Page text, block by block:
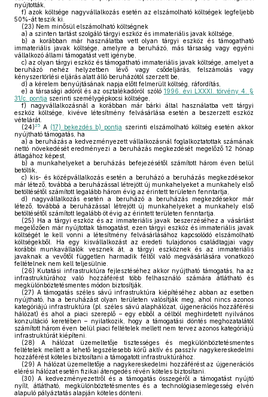
nyújtották,
f) azok költsége nagyvállalkozás esetén az elszámolható költségek legfeljebb
50%-át teszik ki.
(23) Nem minősül elszámolható költségnek
a) a szinten tartást szolgáló tárgyi eszköz és immateriális javak költsége,
b) a korábban már használatba vett olyan tárgyi eszköz és támogatható
immateriális javak költsége, amelyre a beruházó, más társaság vagy egyéni
vállalkozó állami támogatást vett igénybe,
c) az olyan tárgyi eszköz és támogatható immateriális javak költsége, amelyet a
beruházó nehéz helyzetben lévő vagy csődeljárás, felszámolás vagy
kényszertörlési eljárás alatt álló beruházótól szerzett be,
d) a kérelem benyújtásának napja előtt felmerült költség, ráfordítás,
e) a társasági adóról és az osztalékadóról szóló 1996. évi LXXXI. törvény 4. §
31/c. pontja szerinti személygépkocsi költsége,
f) nagyvállalkozásnál a korábban már bárki által használatba vett tárgyi
eszköz költsége, kivéve létesítmény felvásárlása esetén a beszerzett eszköz
vételárát.
(24)25 A (17) bekezdés b) pontja szerinti elszámolható költség esetén akkor
nyújtható támogatás, ha
a) a beruházás a kedvezményezett vállalkozásnál foglalkoztatottak számának
nettó növekedését eredményezi a beruházás megkezdését megelőző 12 hónap
átlagához képest,
b) a munkahelyeket a beruházás befejezésétől számított három éven belül
betöltik,
c) kis- és középvállalkozás esetén a beruházó a beruházás megkezdésekor
már létező, továbbá a beruházással létrejött új munkahelyeket a munkahely első
betöltésétől számított legalább három évig az érintett területen fenntartja,
d) nagyvállalkozás esetén a beruházó a beruházás megkezdésekor már
létező, továbbá a beruházással létrejött új munkahelyeket a munkahely első
betöltésétől számított legalább öt évig az érintett területen fenntartja.
(25) Ha a tárgyi eszköz és az immateriális javak beszerzéséhez a vásárlást
megelőzően már nyújtottak támogatást, ezen tárgyi eszköz és immateriális javak
költségét le kell vonni a létesítmény felvásárlásához kapcsolódó elszámolható
költségekből. Ha egy kisvállalkozást az eredeti tulajdonos családtagjai vagy
korábbi munkavállalók vesznek át, a tárgyi eszköznek és az immateriális
javaknak a vevőtől független harmadik féltől való megvásárlására vonatkozó
feltételnek nem kell teljesülnie.
(26) Kutatási infrastruktúra fejlesztéséhez akkor nyújtható támogatás, ha az
infrastruktúrához való hozzáférést több felhasználó számára átlátható és
megkülönböztetésmentes módon biztosítják.
(27) A támogatás széles sávú infrastruktúra kiépítéséhez abban az esetben
nyújtható, ha a beruházást olyan területen valósítják meg, ahol nincs azonos
kategóriájú infrastruktúra (pl. széles sávú alaphálózat, újgenerációs hozzáférési
hálózat) és ahol a piaci szereplő – egy ebből a célból meghirdetett nyilvános
konzultáció keretében – nyilatkozik, hogy a támogatási döntés meghozatalától
számított három éven belül piaci feltételek mellett nem tervez azonos kategóriájú
infrastruktúrát kiépíteni.
(28) A hálózat üzemeltetője tisztességes és megkülönböztetésmentes
feltételek mellett a lehető legszélesebb körű aktív és passzív nagykereskedelmi
hozzáférést köteles biztosítani a támogatott infrastruktúrához.
(29) A hálózat üzemeltetője a nagykereskedelmi hozzáférést az újgenerációs
elérési hálózat esetén fizikai átengedés révén köteles biztosítani.
(30) A kedvezményezettről és a támogatás összegéről a támogatást nyújtó
nyílt, átlátható, megkülönböztetésmentes és a technológiasemlegesség elvén
alapuló pályáztatás alapján köteles dönteni.